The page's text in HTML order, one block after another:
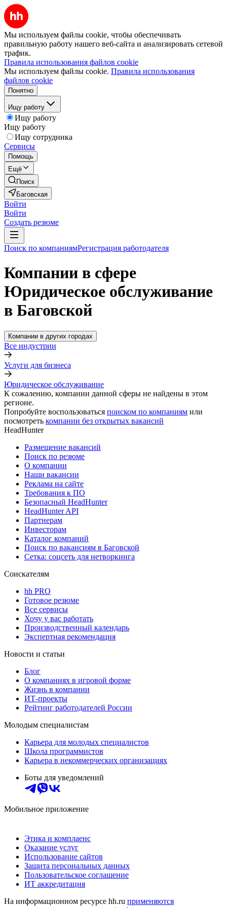
Мы используем файлы cookie, чтобы обеспечивать
правильную работу нашего веб-сайта и анализировать сетевой
трафик.
Правила использования файлов cookie
Мы используем файлы cookie. Правила использования
файлов cookie
Понятно
Ищу работу
Ищу работу
Ищу работу
Ищу сотрудника
Сервисы
Помощь
Ещё
Поиск
Баговская
Войти
Войти
Создать резюме
Поиск по компаниямРегистрация работодателя
Компании в сфере
Юридическое обслуживание
в Баговской
Компании в других городах
Все индустрии
Услуги для бизнеса
Юридическое обслуживание
К сожалению, компании данной сферы не найдены в этом
регионе.
Попробуйте воспользоваться поиском по компаниям или
посмотреть компании без открытых вакансий
HeadHunter
Размещение вакансий
Поиск по резюме
О компании
Наши вакансии
Реклама на сайте
Требования к ПО
Безопасный HeadHunter
HeadHunter API
Партнерам
Инвесторам
Каталог компаний
Поиск по вакансиям в Баговской
Сетка: соцсеть для нетворкинга
Соискателям
hh PRO
Готовое резюме
Все сервисы
Хочу у вас работать
Производственный календарь
Экспертная рекомендация
Новости и статьи
Блог
О компаниях в игровой форме
Жизнь в компании
ИТ-проекты
Рейтинг работодателей России
Молодым специалистам
Карьера для молодых специалистов
Школа программистов
Карьера в некоммерческих организациях
Боты для уведомлений
Мобильное приложение
Этика и комплаенс
Оказание услуг
Использование сайтов
Защита персональных данных
Пользовательское соглашение
ИТ аккредитация
На информационном ресурсе hh.ru применяются